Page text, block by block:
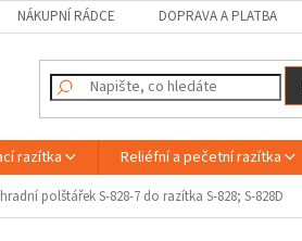
NÁKUPNÍ RÁDCE DOPRAVA A PLATBA
razítka Reliéfní a pečetní razítka
polštářek S-828-7 do razítka S-828; S-828D